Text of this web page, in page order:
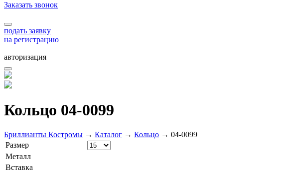
Заказать звонок
подать заявку
на регистрацию
авторизация
Кольцо 04-0099
Бриллианты Костромы → Каталог → Кольцо → 04-0099
Размер
Металл
Вставка